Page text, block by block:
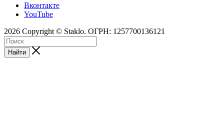
Вконтакте
YouTube
2026 Copyright © Staklo. ОГРН: 1257700136121
Найти